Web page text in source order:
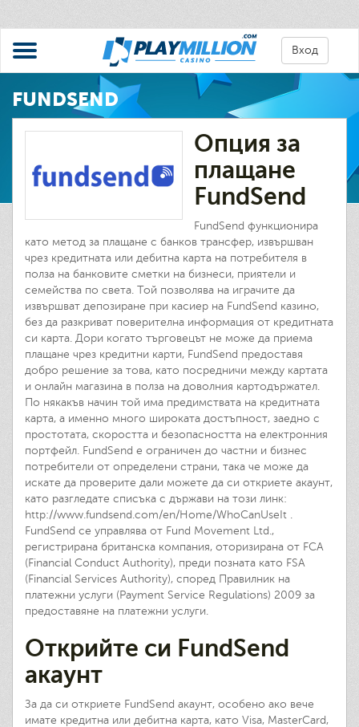
Вход
FUNDSEND
Опция за
плащане
FundSend
FundSend функционира
като метод за плащане с банков трансфер, извършван
чрез кредитната или дебитна карта на потребителя в
полза на банковите сметки на бизнеси, приятели и
семейства по света. Той позволява на играчите да
извършват депозиране при касиер на FundSend казино,
без да разкриват поверителна информация от кредитната
си карта. Дори когато търговецът не може да приема
плащане чрез кредитни карти, FundSend предоставя
добро решение за това, като посредничи между картата
и онлайн магазина в полза на доволния картодържател.
По някакъв начин той има предимствата на кредитната
карта, а именно много широката достъпност, заедно с
простотата, скоростта и безопасността на електронния
портфейл. FundSend е ограничен до частни и бизнес
потребители от определени страни, така че може да
искате да проверите дали можете да си откриете акаунт,
като разгледате списъка с държави на този линк:
http://www.fundsend.com/en/Home/WhoCanUseIt .
FundSend се управлява от Fund Movement Ltd.,
регистрирана британска компания, оторизирана от FCA
(Financial Conduct Authority), преди позната като FSA
(Financial Services Authority), според Правилник на
платежни услуги (Payment Service Regulations) 2009 за
предоставяне на платежни услуги.
Открийте си FundSend
акаунт
За да си откриете FundSend акаунт, особено ако вече
имате кредитна или дебитна карта, като Visa, MasterCard,